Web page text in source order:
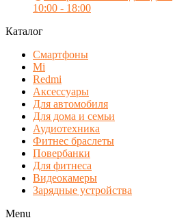
10:00 - 18:00
Каталог
Смартфоны
Mi
Redmi
Аксессуары
Для автомобиля
Для дома и семьи
Аудиотехника
Фитнес браслеты
Повербанки
Для фитнеса
Видеокамеры
Зарядные устройства
Menu